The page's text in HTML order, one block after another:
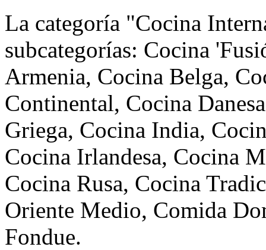
La categoría "Cocina
subcategorías: Cocina
Armenia, Cocina Belga,
Continental, Cocina
Griega, Cocina India,
Cocina Irlandesa, Cocina
Cocina Rusa, Cocina
Oriente Medio, Comida
Fondue.